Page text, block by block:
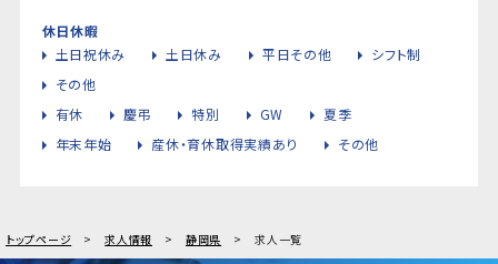
休日休暇
土日祝休み
土日休み 平日その他
シフト制
その他
有休
慶弔 特別 GW
夏季
年末年始
産休・育休取得実績あり その他
トップページ 求人情報 静岡県 求人一覧